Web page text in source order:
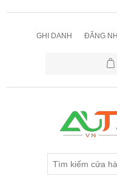
GHI DANH ĐĂNG